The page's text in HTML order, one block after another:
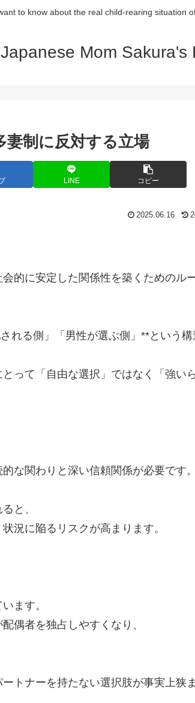
to know about the real child-rearing situation
Japanese Mom Sakura's
妻制に反対する立場
LINE コピー
2025.06.16
的に安定した関係性を築くためのル
れる側」「男性が選ぶ側」**という構
って「自由な選択」ではなく「強い
な関わりと深い信頼関係が必要です。
と、
況に陥るリスクが高まります。
ます。
偶者を独占しやすくなり、
トナーを持たない選択肢が事実上狭